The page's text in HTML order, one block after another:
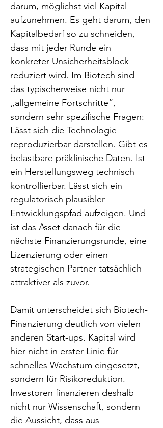
darum, möglichst viel Kapital
aufzunehmen. Es geht darum, den
Kapitalbedarf so zu schneiden,
dass mit jeder Runde ein
konkreter Unsicherheitsblock
reduziert wird. Im Biotech sind
das typischerweise nicht nur
„allgemeine Fortschritte“,
sondern sehr spezifische Fragen:
Lässt sich die Technologie
reproduzierbar darstellen. Gibt es
belastbare präklinische Daten. Ist
ein Herstellungsweg technisch
kontrollierbar. Lässt sich ein
regulatorisch plausibler
Entwicklungspfad aufzeigen. Und
ist das Asset danach für die
nächste Finanzierungsrunde, eine
Lizenzierung oder einen
strategischen Partner tatsächlich
attraktiver als zuvor.
Damit unterscheidet sich Biotech-
Finanzierung deutlich von vielen
anderen Start-ups. Kapital wird
hier nicht in erster Linie für
schnelles Wachstum eingesetzt,
sondern für Risikoreduktion.
Investoren finanzieren deshalb
nicht nur Wissenschaft, sondern
die Aussicht, dass aus